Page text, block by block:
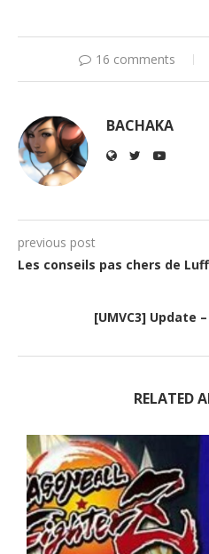
16 comments
BACHAKA
previous post
Les conseils pas chers de
[UMVC3] Update
RELATED